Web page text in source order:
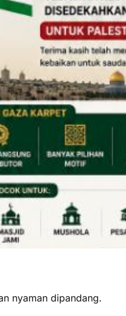
nyaman dipandang.